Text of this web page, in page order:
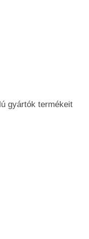
gyártók termékeit